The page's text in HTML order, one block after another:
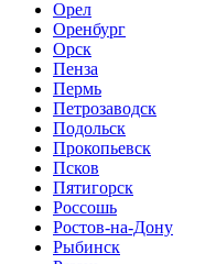
Орел
Оренбург
Орск
Пенза
Пермь
Петрозаводск
Подольск
Прокопьевск
Псков
Пятигорск
Россошь
Ростов-на-Дону
Рыбинск